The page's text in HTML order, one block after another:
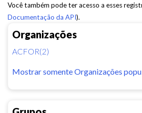
Organizações
ACFOR(2)
Mostrar somente Organizações
Você também pode ter acesso a esses
Documentação da API).